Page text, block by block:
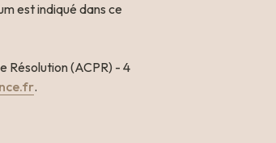
est indiqué dans ce
Résolution (ACPR) - 4
.